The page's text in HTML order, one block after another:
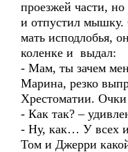
проезжей части,
и отпустил мышку.
мать исподлобья,
коленке и выдал:
- Мам, ты зачем
Марина, резко
Хрестоматии. Очки
- Как так? –
- Ну, как… У всех
Том и Джерри